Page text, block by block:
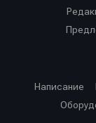
Написание